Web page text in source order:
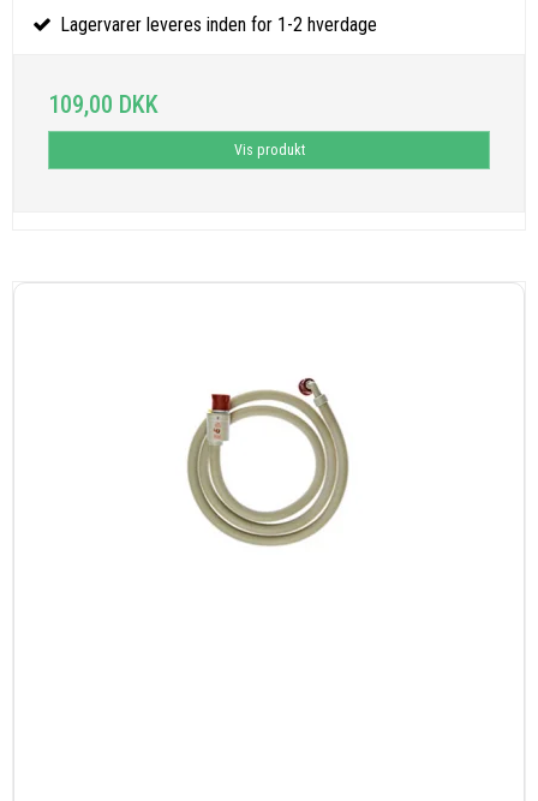
Lagervarer leveres inden for 1-2 hverdage
109,00 DKK
Vis produkt